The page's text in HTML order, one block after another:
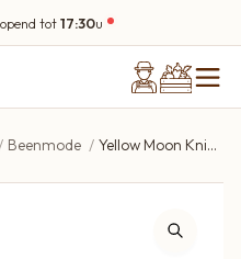
tot17:30u
Beenmode Yellow Moon Kniekousen met satijnen strik | Beige Lurex (kleine glitter) | Maat 19-22